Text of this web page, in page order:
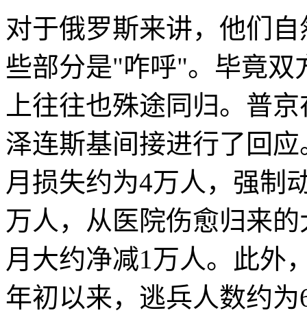
对于俄罗斯来讲，他们
些部分是"咋呼"。毕竟双
上往往也殊途同归。普
泽连斯基间接进行了回
月损失约为4万人，强制
万人，从医院伤愈归来
月大约净减1万人。此外
年初以来，逃兵人数约